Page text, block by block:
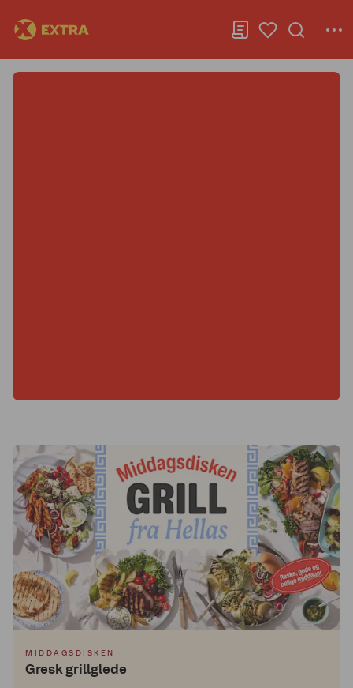
Extra
MIDDAGSDISKEN
Gresk grillglede